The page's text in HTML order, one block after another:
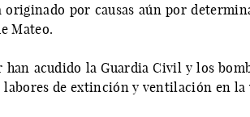
originado por causas aún por
Mateo.
han acudido la Guardia Civil y los
labores de extinción y ventilación en la